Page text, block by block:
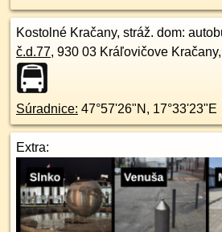
Kostolné Kračany, stráž. dom:
č.d.77, 930 03 Kráľovičove
Súradnice: 47°57'26"N , 17°33'23"E
Extra: